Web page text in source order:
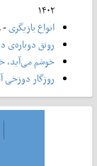
۱۴۰۲
انواع بازیگری- ۱۳۹۹
رونق دوباره‌ی
خوشم می‌آید،
روزگار دوزخی